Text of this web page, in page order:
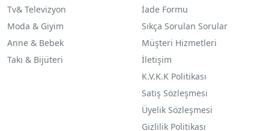
Tv& Televizyon
Moda & Giyim
Anne & Bebek
Takı & Bijüteri
İade Formu
Sıkça Sorulan Sorular
Müşteri Hizmetleri
İletişim
K.V.K.K Politikası
Satış Sözleşmesi
Üyelik Sözleşmesi
Gizlilik Politikası